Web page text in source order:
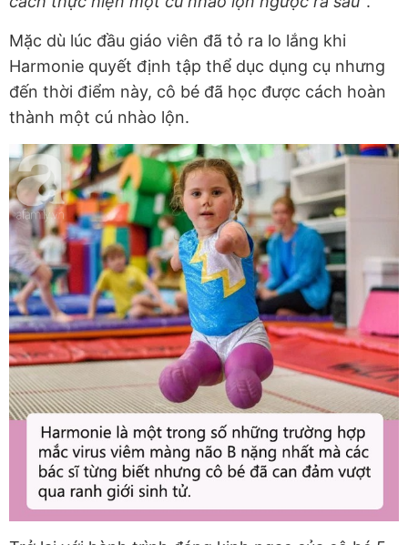
Mặc dù lúc đầu giáo viên đã tỏ ra lo lắng khi
Harmonie quyết định tập thể dục dụng cụ nhưng
đến thời điểm này, cô bé đã học được cách hoàn
thành một cú nhào lộn.